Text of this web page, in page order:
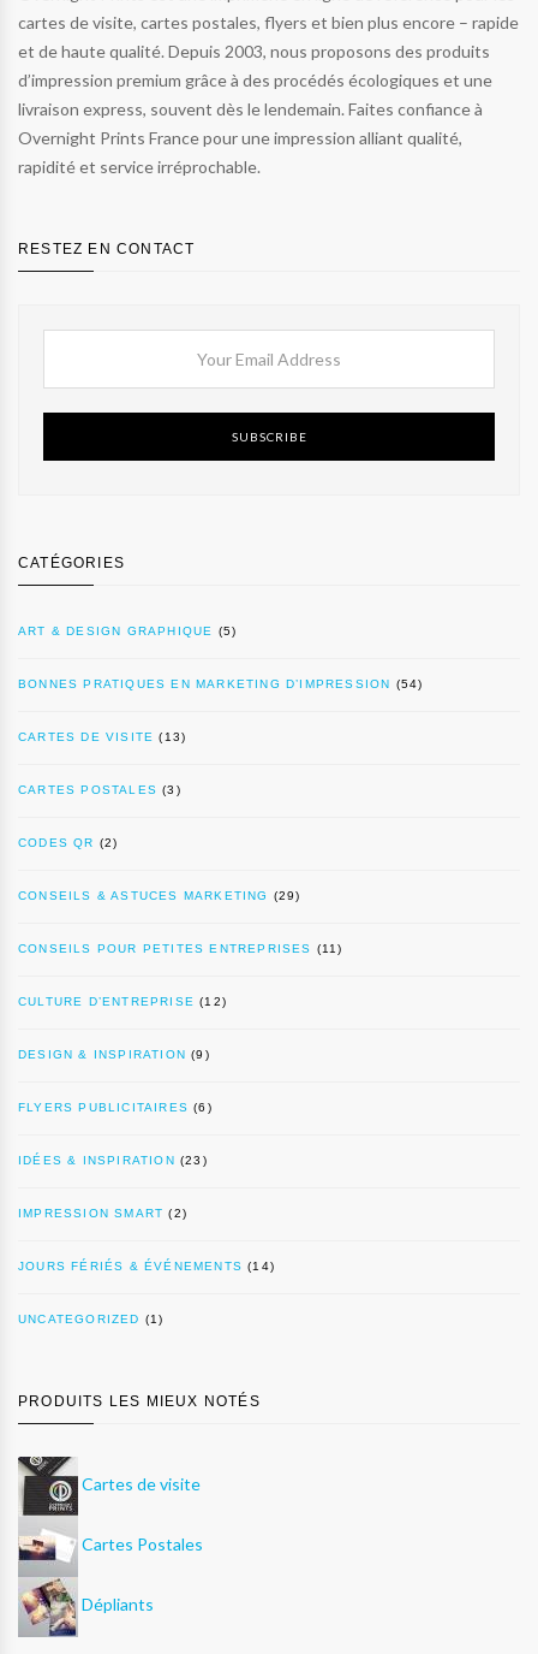
cartes de visite, cartes postales, flyers et bien plus encore – rapide
et de haute qualité. Depuis 2003, nous proposons des produits
d’impression premium grâce à des procédés écologiques et une
livraison express, souvent dès le lendemain. Faites confiance à
Overnight Prints France pour une impression alliant qualité,
rapidité et service irréprochable.
RESTEZ EN CONTACT
SUBSCRIBE
CATÉGORIES
ART & DESIGN GRAPHIQUE (5)
BONNES PRATIQUES EN MARKETING D’IMPRESSION (54)
CARTES DE VISITE (13)
CARTES POSTALES (3)
CODES QR (2)
CONSEILS & ASTUCES MARKETING (29)
CONSEILS POUR PETITES ENTREPRISES (11)
CULTURE D’ENTREPRISE (12)
DESIGN & INSPIRATION (9)
FLYERS PUBLICITAIRES (6)
IDÉES & INSPIRATION (23)
IMPRESSION SMART (2)
JOURS FÉRIÉS & ÉVÉNEMENTS (14)
UNCATEGORIZED (1)
PRODUITS LES MIEUX NOTÉS
Cartes de visite
Cartes Postales
Dépliants